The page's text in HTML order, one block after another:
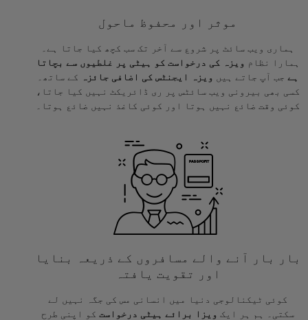
موثر اور محفوظ ماحول
ہماری ویب سائٹ پر شروع سے آخر تک سب کچھ کیا جاتا ہے۔
ہمارا نظام ویزہ کی درخواست کو ہیٹی پر غلطیوں سے بچاتا
ہے جب آپ جاتے ہیں ویزہ ایجنٹس کی اضافی جائزہ
کے ساتھ۔
کسی بھی بیرونی ویب سائٹس پر ری ڈائریکٹ نہیں کیا جاتا،
کوئی وقت ضائع نہیں ہوتا اور کوئی کاغذ نہیں ضائع ہوتا۔
بار بار آنے والے مسافروں کے ذریعہ بنایا
اور تقویت یافتہ
کوئی ٹیکنالوجی دنیا میں انسانی مس کی جگہ نہیں لے
سکتی۔ ہم ہر ایک ویزا برائے ہیٹی درخواست کو اپنی طرح